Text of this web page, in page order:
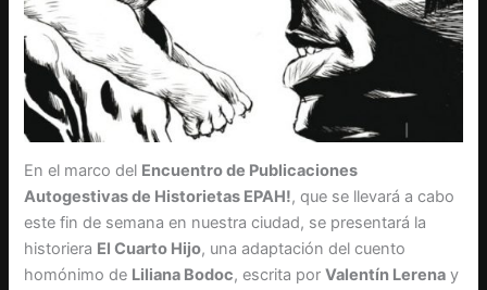
En el marco del Encuentro de Publicaciones
Autogestivas de Historietas EPAH!, que se llevará a cabo
este fin de semana en nuestra ciudad, se presentará la
historiera El Cuarto Hijo, una adaptación del cuento
homónimo de Liliana Bodoc, escrita porValentín Lerena y